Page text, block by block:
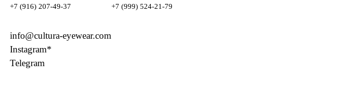
+7 (916) 207-49-37
+7 (999) 524-21-79
info@cultura-eyewear.com
Instagram*
Telegram